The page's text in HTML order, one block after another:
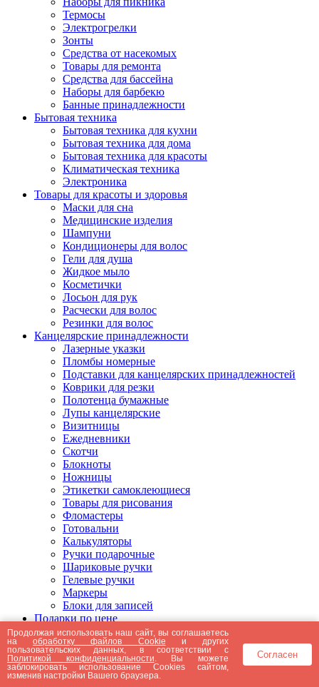
Термосы
Электрогрелки
Зонты
Средства от насекомых
Товары для ремонта
Средства для бассейна
Наборы для барбекю
Банные принадлежности
Бытовая техника
Бытовая техника для кухни
Бытовая техника для дома
Бытовая техника для красоты
Климатическая техника
Электроника
Товары для красоты и здоровья
Маски для сна
Медицинские изделия
Шампуни
Кондиционеры для волос
Гели для душа
Жидкое мыло
Косметички
Лосьон для рук
Расчески для волос
Резинки для волос
Канцелярские принадлежности
Лазерные указки
Пломбы номерные
Подставки для канцелярских принадлежностей
Коврики для резки
Полотенца бумажные
Лупы канцелярские
Визитницы
Ежедневники
Скотчи
Блокноты
Ножницы
Этикетки самоклеющиеся
Товары для рисования
Фломастеры
Готовальни
Калькуляторы
Ручки подарочные
Шариковые ручки
Гелевые ручки
Маркеры
Блоки для записей
Подарки по цене
Подарки от 5000 рублей
Подарки до 5000 рублей
Подарки до 3000 рублей
Подарки до 2000 рублей
Подарки до 1000 рублей
Продолжая использовать наш сайт, вы соглашаетесь
наобработку файлов Cookie и других
пользовательских данных, в соответствии с
Политикой конфиденциальности . Вы можете
заблокировать использование Cookies сайтом,
изменив настройки Вашего браузера.
Согласен